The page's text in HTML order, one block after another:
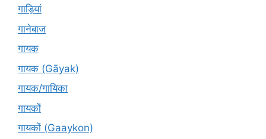
गाड़ियां
गानेबाज
गायक
गायक (Gāyak)
गायक/गायिका
गायकों
गायकों (Gaaykon)